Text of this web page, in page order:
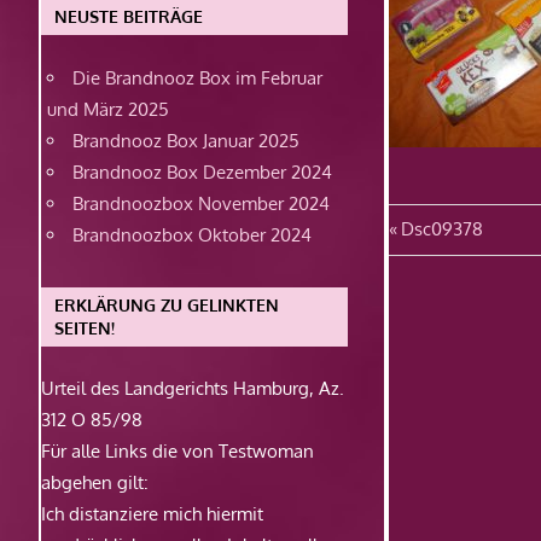
Vorheriger
Beitrag:
Dsc09378
NEUSTE BEITRÄGE
Die Brandnooz Box im Februar
und März 2025
Brandnooz Box Januar 2025
Brandnooz Box Dezember 2024
Brandnoozbox November 2024
Brandnoozbox Oktober 2024
ERKLÄRUNG ZU GELINKTEN
SEITEN!
Urteil des Landgerichts Hamburg, Az.
312 O 85/98
Für alle Links die von Testwoman
abgehen gilt:
Ich distanziere mich hiermit